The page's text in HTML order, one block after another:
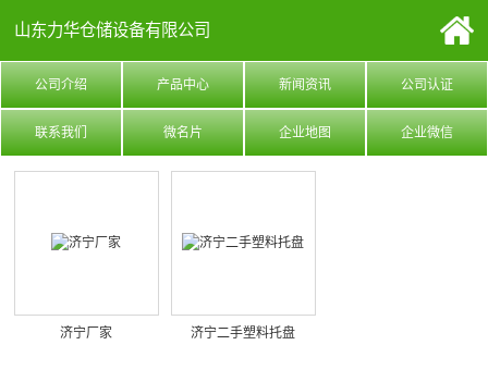
山东力华仓储设备有限公司
公司介绍 产品中心 新闻资讯 公司认证
联系我们 微名片 企业地图 企业微信
济宁厂家 济宁二手塑料托盘